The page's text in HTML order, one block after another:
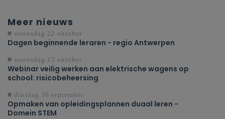
Meer nieuws
woensdag 22 oktober
Dagen beginnende leraren - regio Antwerpen
woensdag 15 oktober
Webinar veilig werken aan elektrische wagens op
school: risicobeheersing
dinsdag 30 september
Opmaken van opleidingsplannen duaal leren -
Domein STEM